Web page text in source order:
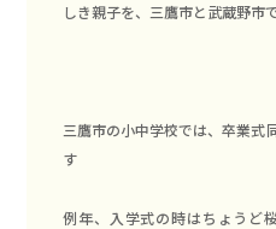
しき親子を、三鷹市と武蔵野市
三鷹市の小中学校では、卒業式
す
例年、入学式の時はちょうど